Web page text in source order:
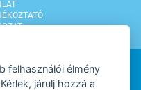
felhasználói élmény
járulj hozzá a